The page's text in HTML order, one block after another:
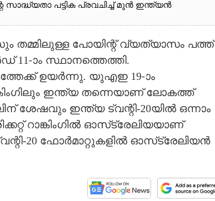
സാദ്ധ്യതാ പട്ടിക പ്രവചിച്ച് മുൻ ഇന്ത്യൻ
തമ്മിലുള്ള പോയിന്റ് വ്യത്യാസം പത്ത്
11-ാം സ്ഥാനത്തെത്തി.
ഉയർന്നു. യുഎഇ 19-ാം
ഇന്ത്യ തന്നെയാണ് ലോകത്ത്
ശേഷവും ഇന്ത്യ ട്വന്റി-20യിൽ ഒന്നാം
റാങ്കിംഗിൽ ഓസ്‌ട്രേലിയയാണ്
20 ഫോർമാറ്റുകളിൽ ഓസ്‌ട്രേലിയൻ